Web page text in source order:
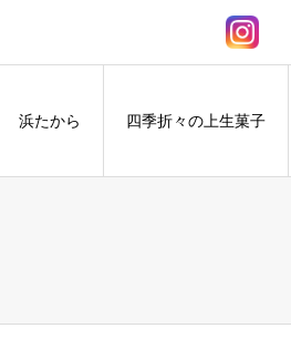
浜たから 四季折々の上生菓子